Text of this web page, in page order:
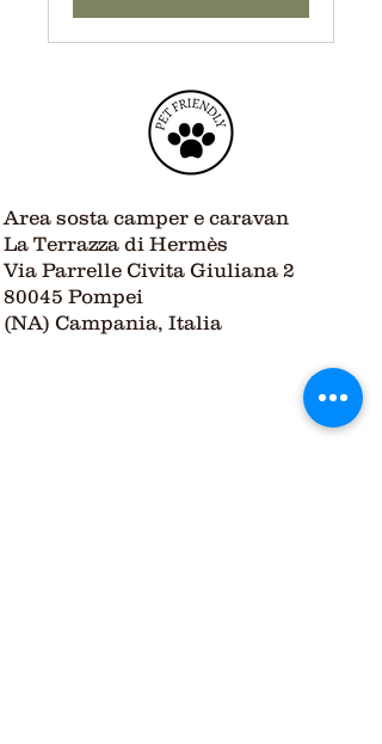
Area sosta camper e caravan
La Terrazza di Hermès
Via Parrelle Civita Giuliana 2
80045 Pompei
(NA) Campania, Italia